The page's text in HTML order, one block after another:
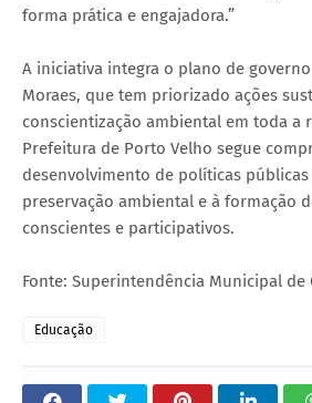
forma prática e engajadora.”
A iniciativa integra o plano de
Moraes, que tem priorizado ações
conscientização ambiental em toda a
Prefeitura de Porto Velho segue
desenvolvimento de políticas
preservação ambiental e à formação
conscientes e participativos.
Fonte: Superintendência Municipal de
Educação